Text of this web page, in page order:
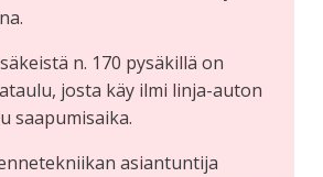
n. 170 pysäkillä on
josta käy ilmi linja-auton
saapumisaika.
asiantuntija